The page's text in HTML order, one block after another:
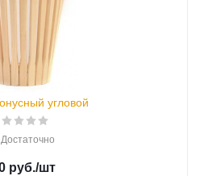
угловой
Достаточно
руб./шт